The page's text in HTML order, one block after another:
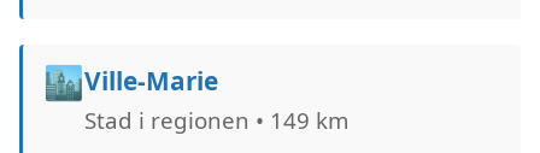
🏙️Ville-Marie
Stad i regionen • 149 km